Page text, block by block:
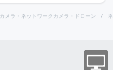
カメラ・ネットワークカメラ・ドローン